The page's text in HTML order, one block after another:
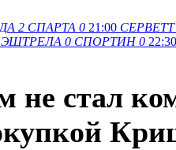
2 СПАРТА 0 21:00 СЕРВЕТТ
ЭШТРЕЛА 0 СПОРТИН 0 22:30
не стал